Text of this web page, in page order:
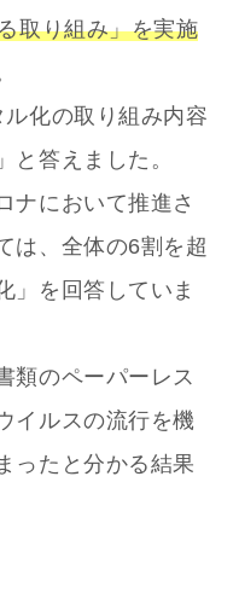
取り組み」を実施
化の取り組み内容
と答えました。
ナにおいて推進さ
は、全体の6割を超
」を回答していま
類のペーパーレス
イルスの流行を機
ったと分かる結果